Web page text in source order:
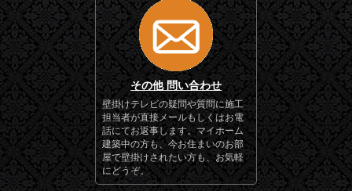
その他 問い合わせ
壁掛けテレビの疑問や質問に施工
担当者が直接メールもしくはお電
話にてお返事します。マイホーム
建築中の方も、今お住まいのお部
屋で壁掛けされたい方も、お気軽
にどうぞ。